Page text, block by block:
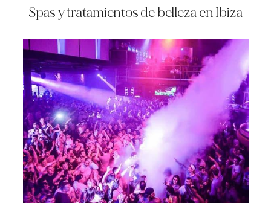
Spas y tratamientos de belleza en Ibiza